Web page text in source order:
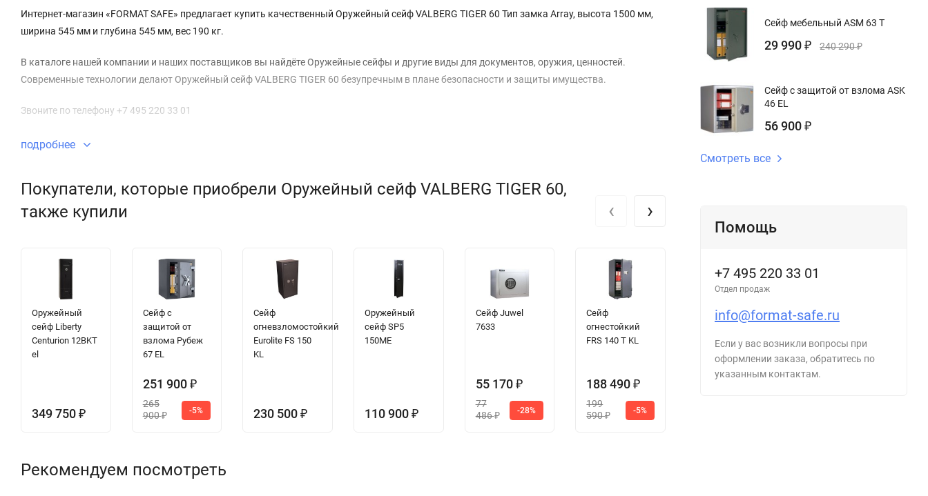
Интернет-магазин «FORMAT SAFE» предлагает купить качественный Оружейный сейф VALBERG TIGER 60 Тип замка Array, высота 1500 мм,
ширина 545 мм и глубина 545 мм, вес 190 кг.
В каталоге нашей компании и наших поставщиков вы найдёте Оружейные сейфы и другие виды для документов, оружия, ценностей.
Современные технологии делают Оружейный сейф VALBERG TIGER 60 безупречным в плане безопасности и защиты имущества.
Звоните по телефону +7 495 220 33 01
подробнее
Покупатели, которые приобрели Оружейный сейф VALBERG TIGER 60,
также купили
Оружейный
сейф Liberty
Centurion 12BKT
el
349 750 ₽
Сейф с
защитой от
взлома Рубеж
67 EL
251 900 ₽
265
900₽
-5%
Сейф
огневзломостойкий
Eurolite FS 150
KL
230 500₽
Оружейный
сейф SP5
150ME
110 900 ₽
Сейф Juwel
7633
55 170 ₽
77
486₽
-28%
Сейф
огнестойкий
FRS 140 T KL
188 490₽
199
590₽
-5%
Оружейный
Сейф
ASK 20
‹ ›
Рекомендуем посмотреть
Сейф мебельный ASM 63 T
29 990 ₽ 240 290₽
Сейф с защитой от взлома ASK
46 EL
56 900 ₽
Смотреть все
Помощь
+7 495 220 33 01
Отдел продаж
info@format-safe.ru
Если у вас возникли вопросы при
оформлении заказа, обратитесь по
указанным контактам.